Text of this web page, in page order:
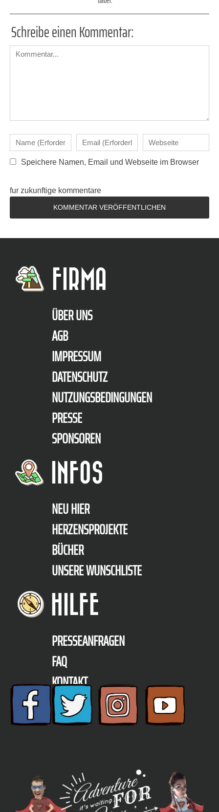
Schreibe einen Kommentar:
Speichere Namen, Email und Webseite im Browser
fur zukunftige kommentare
FIRMA
ÜBER UNS
AGB
IMPRESSUM
DATENSCHUTZ
NUTZUNGSBEDINGUNGEN
PRESSE
SPONSOREN
INFOS
NEU HIER
HERZENSPROJEKTE
BÜCHER
UNSERE WUNSCHLISTE
HILFE
PRESSEANFRAGEN
FAQ
KONTAKT
TELEFON